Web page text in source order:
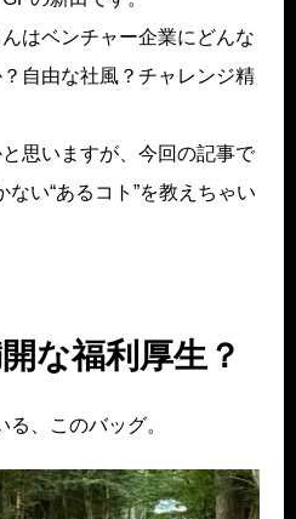
はベンチャー企業にどんな
自由な社風？チャレンジ精
思いますが、今回の記事で
い“あるコト”を教えちゃい
な福利厚生？
、このバッグ。